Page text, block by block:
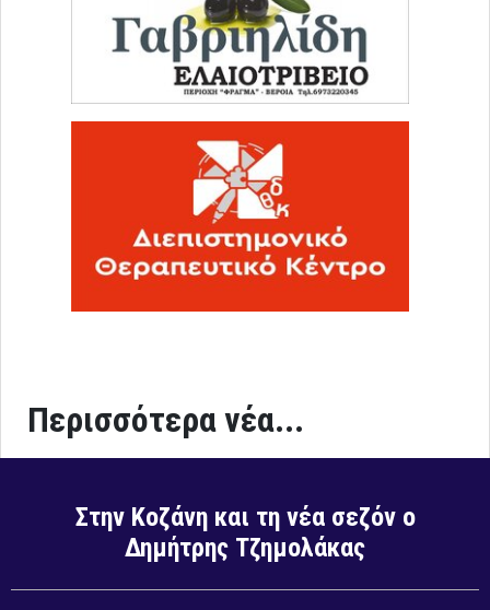
Περισσότερα νέα...
Στην Κοζάνη και τη νέα σεζόν ο
Δημήτρης Τζημολάκας